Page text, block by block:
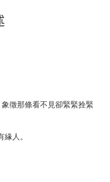
徵那條看不見卻緊緊拴緊
人。